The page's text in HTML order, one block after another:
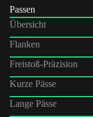
Passen
Übersicht
Flanken
Freistoß-Präzision
Kurze Pässe
Lange Pässe